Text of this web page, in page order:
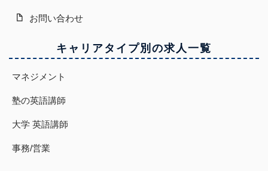
お問い合わせ
キャリアタイプ別の求人一覧
マネジメント
塾の英語講師
大学 英語講師
事務/営業